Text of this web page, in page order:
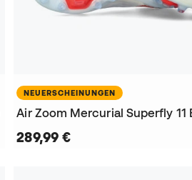
NEUERSCHEINUNGEN
289,99 €